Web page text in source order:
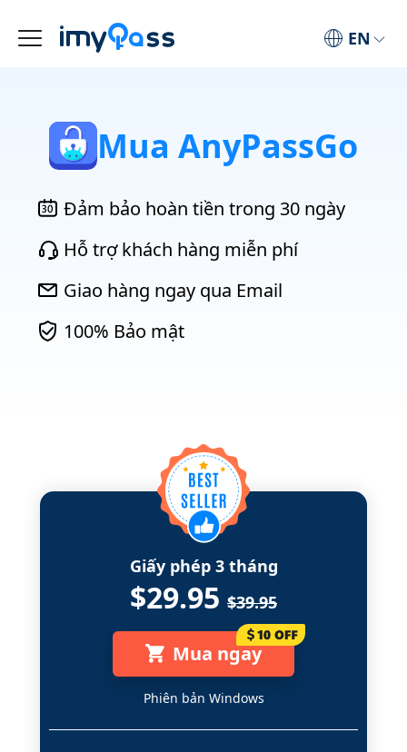
EN
Mua AnyPassGo
Đảm bảo hoàn tiền trong 30 ngày
Hỗ trợ khách hàng miễn phí
Giao hàng ngay qua Email
100% Bảo mật
Giấy phép 3 tháng
$29.95 $39.95
Mua ngay
Phiên bản Windows